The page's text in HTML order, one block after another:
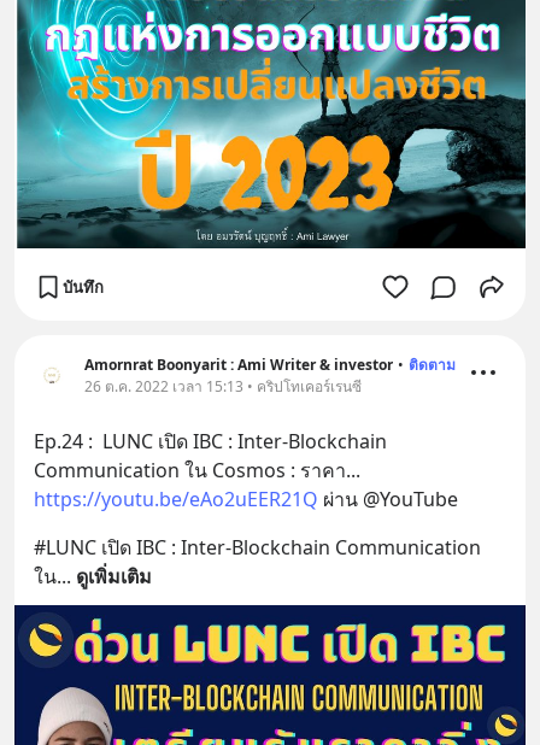
บันทึก
Amornrat Boonyarit : Ami Writer & investor • ติดตาม
26 ต.ค. 2022 เวลา 15:13 • คริปโทเคอร์เรนซี
Ep.24 :  LUNC เปิด IBC : Inter-Blockchain
https://youtu.be/eAo2uEER21Q ผ่าน @YouTube
#LUNC เปิด IBC : Inter-Blockchain Communication
ใน... ดูเพิ่มเติม